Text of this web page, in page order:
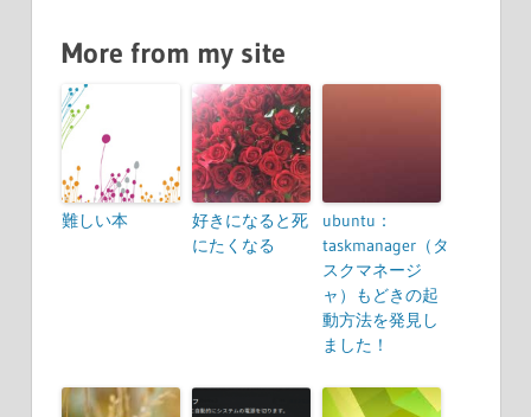
More from my site
難しい本
好きになると死
にたくなる
ubuntu：
taskmanager（タ
スクマネージ
ャ）もどきの起
動方法を発見し
ました！